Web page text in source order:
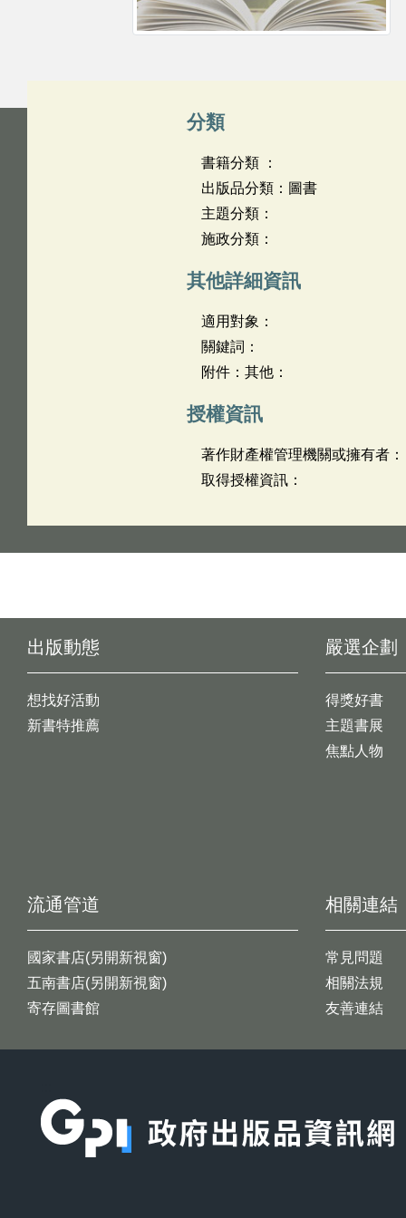
分類
書籍分類 ：
出版品分類：圖書
主題分類：
施政分類：
其他詳細資訊
適用對象：
關鍵詞：
附件：其他：
授權資訊
著作財產權管理機關或擁有者：
取得授權資訊：
出版動態
想找好活動
新書特推薦
嚴選企劃
得獎好書
主題書展
焦點人物
流通管道
國家書店(另開新視窗)
五南書店(另開新視窗)
寄存圖書館
相關連結
常見問題
相關法規
友善連結